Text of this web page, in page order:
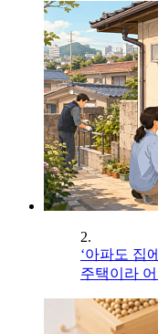
2.
‘아파도 집
주택이라